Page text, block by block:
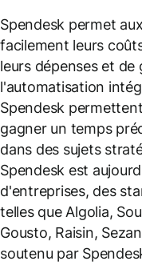
Spendesk permet
facilement leurs
leurs dépenses et
l'automatisation
Spendesk
gagner un temps
dans des sujets
Spendesk est
d'entreprises, des
telles que Algolia,
Gousto, Raisin,
soutenu par